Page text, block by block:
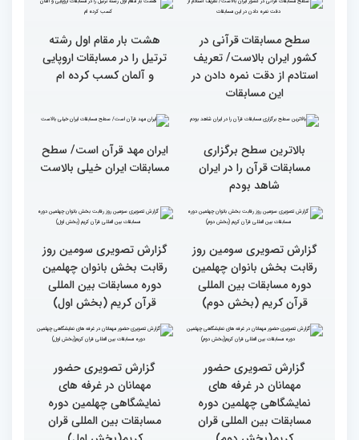
گزارش تصویری چهارمین
چهلمین دوره مسابقات
بین‌المللی قرآن کریم(بخش
اول)
سومین محفل انس با قرآن
امامزاده حسن (ع) برگزار
شد
قاریان و حافظان فینالیست‌
در چهلمین دوره مسابقات
بین‌المللی قرآن معرفی
شدند
پایان رقابت بانوان در
چهلمین دوره مسابقات بین
المللی قرآن/نگاهی به
متسابقان
سطح مسابقات قرآنی در
کشور ایران بالاست/ تعریف
این مسابقات
هشت بار مقام اول رشته
ترتیل را در مسابقات اروپایی
بالاترین سطح برگزاری
مسابقات قرآن را در ایران
شاهد بودم
ایران مهد قرآن است/ سطح
مسابقات ایران خیلی بالاست